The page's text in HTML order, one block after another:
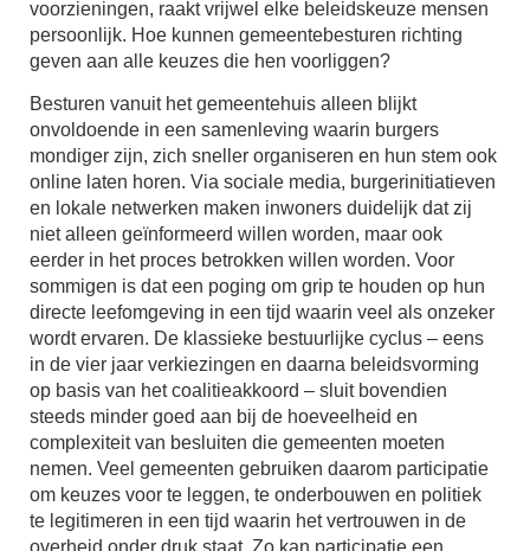
voorzieningen, raakt vrijwel elke beleidskeuze mensen
persoonlijk. Hoe kunnen gemeentebesturen richting
geven aan alle keuzes die hen voorliggen?
Besturen vanuit het gemeentehuis alleen blijkt
onvoldoende in een samenleving waarin burgers
mondiger zijn, zich sneller organiseren en hun stem ook
online laten horen. Via sociale media, burgerinitiatieven
en lokale netwerken maken inwoners duidelijk dat zij
niet alleen geïnformeerd willen worden, maar ook
eerder in het proces betrokken willen worden. Voor
sommigen is dat een poging om grip te houden op hun
directe leefomgeving in een tijd waarin veel als onzeker
wordt ervaren. De klassieke bestuurlijke cyclus – eens
in de vier jaar verkiezingen en daarna beleidsvorming
op basis van het coalitieakkoord – sluit bovendien
steeds minder goed aan bij de hoeveelheid en
complexiteit van besluiten die gemeenten moeten
nemen. Veel gemeenten gebruiken daarom participatie
om keuzes voor te leggen, te onderbouwen en politiek
te legitimeren in een tijd waarin het vertrouwen in de